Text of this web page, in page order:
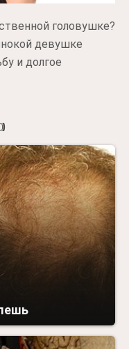
головушке?
девушке
и долгое